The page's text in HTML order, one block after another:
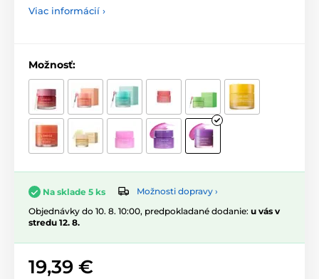
Viac informácií ›
Možnosť:
Na sklade 5 ks
Možnosti dopravy ›
Objednávky do 10. 8. 10:00, predpokladané dodanie: u vás v
stredu 12. 8.
19,39 €